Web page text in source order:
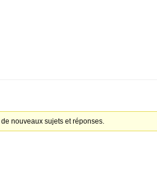
de nouveaux sujets et réponses.